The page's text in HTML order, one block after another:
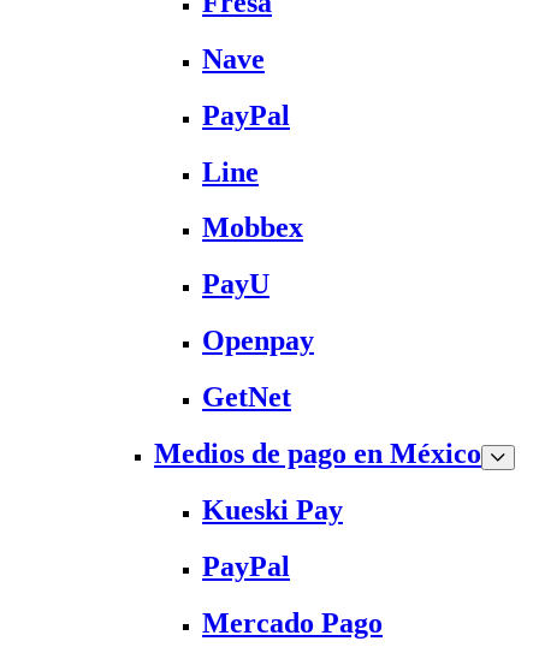
Nave
PayPal
Line
Mobbex
PayU
Openpay
GetNet
Medios de pago en México
Kueski Pay
PayPal
Mercado Pago